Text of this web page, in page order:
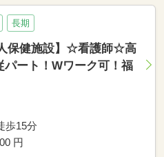
長期
保健施設】☆看護師☆高
パート！Wワーク可！福
15分
円